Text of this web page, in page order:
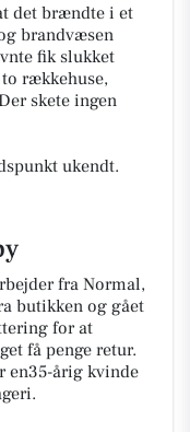
det brændte i et
brandvæsen
fik slukket
rækkehuse,
skete ingen
ukendt.
fra Normal,
butikken og gået
for at
få penge retur.
en35-årig kvinde